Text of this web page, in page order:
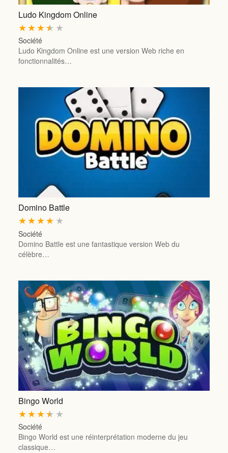
Ludo Kingdom Online
★
★
★
★
★
Société
Ludo Kingdom Online est une version Web riche en
fonctionnalités…
Domino Battle
★
★
★
★
★
Société
Domino Battle est une fantastique version Web du
célèbre…
Bingo World
★
★
★
★
★
Société
Bingo World est une réinterprétation moderne du jeu
classique…